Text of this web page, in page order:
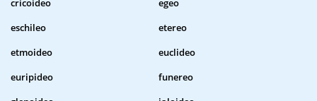
cricoideo
egeo
eschileo
etereo
etmoideo
euclideo
euripideo
funereo